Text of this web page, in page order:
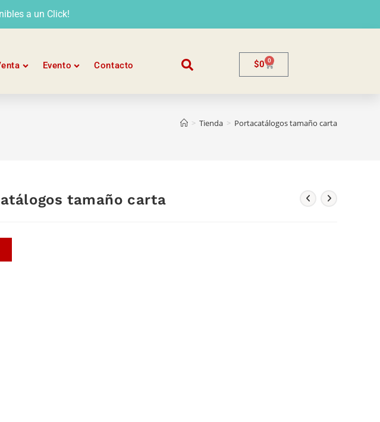
a un Click!
Evento Contacto $0 0
> Tienda > Portacatálogos tamaño carta
tamaño carta